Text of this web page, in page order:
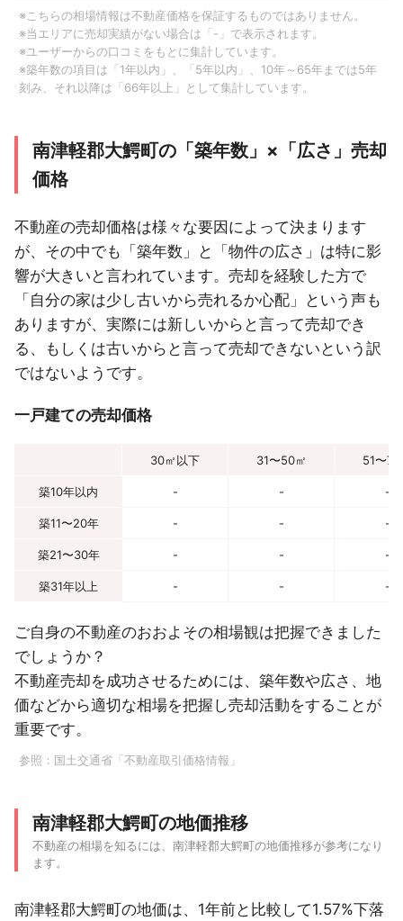
※こちらの相場情報は不動産価格を保証するものではありません。
※当エリアに売却実績がない場合は「-」で表示されます。
※ユーザーからの口コミをもとに集計しています。
※築年数の項目は「1年以内」、「5年以内」、10年～65年までは5年
刻み、それ以降は「66年以上」として集計しています。
南津軽郡大鰐町の「築年数」×「広さ」売却
価格
不動産の売却価格は様々な要因によって決まります
が、その中でも「築年数」と「物件の広さ」は特に影
響が大きいと言われています。売却を経験した方で
「自分の家は少し古いから売れるか心配」という声も
ありますが、実際には新しいからと言って売却でき
る、もしくは古いからと言って売却できないという訳
ではないようです。
一戸建ての売却価格
30㎡以下 31〜50㎡ 51〜70
築10年以内 - - -
築11〜20年 - - -
築21〜30年 - - -
築31年以上 - - -
ご自身の不動産のおおよその相場観は把握できました
でしょうか？
不動産売却を成功させるためには、築年数や広さ、地
価などから適切な相場を把握し売却活動をすることが
重要です。
参照： 国土交通省「不動産取引価格情報」
南津軽郡大鰐町の地価推移
不動産の相場を知るには、南津軽郡大鰐町の地価推移が参考になり
ます。
南津軽郡大鰐町の地価は、1年前と比較して1.57%下落